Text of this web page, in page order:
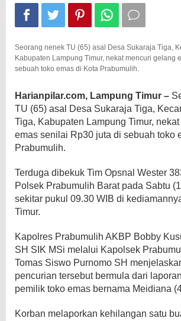
Seorang nenek TU (65) asal Desa Sukaraja Tiga,
Kabupaten Lampung Timur, nekat mencuri gelang
sebuah toko emas di Kota Prabumulih.
Harianpilar.com, Lampung Timur –
TU (65) asal Desa Sukaraja Tiga,
Tiga, Kabupaten Lampung Timur,
emas senilai Rp30 juta di sebuah toko
Prabumulih.
Terduga dibekuk Tim Opsnal Wester
Polsek Prabumulih Barat pada Sabtu
sekitar pukul 09.30 WIB di
Timur.
Kapolres Prabumulih AKBP Bobby
SH SIK MSi melalui Kapolsek
Tomas Siswo Purnomo SH
pencurian tersebut bermula dari
pemilik toko emas bernama Meidiana
Korban melaporkan kehilangan satu